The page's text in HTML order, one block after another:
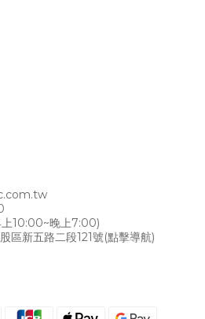
10:00~晚上7:00)
區新五路二段121號(點擊導航)